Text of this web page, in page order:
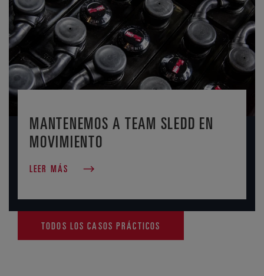
MANTENEMOS A TEAM SLEDD EN
MOVIMIENTO
LEER MÁS
TODOS LOS CASOS PRÁCTICOS